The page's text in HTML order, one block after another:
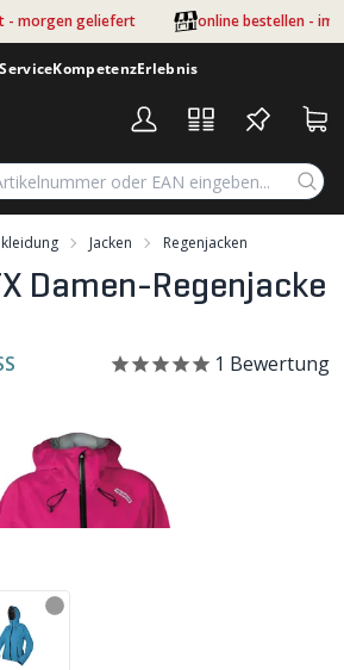
- morgen geliefert online bestellen - im
KompetenzErlebnis
Jacken Regenjacken
Damen-Regenjacke
1 Bewertung